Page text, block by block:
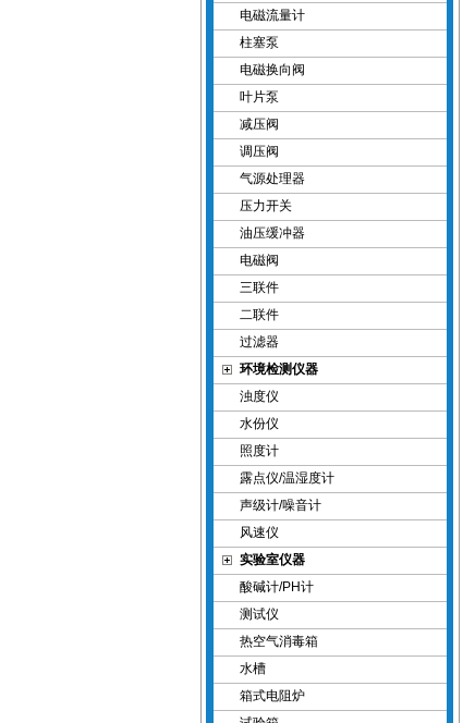
电磁流量计
柱塞泵
电磁换向阀
叶片泵
减压阀
调压阀
气源处理器
压力开关
油压缓冲器
电磁阀
三联件
二联件
过滤器
环境检测仪器
浊度仪
水份仪
照度计
露点仪/温湿度计
声级计/噪音计
风速仪
实验室仪器
酸碱计/PH计
测试仪
热空气消毒箱
水槽
箱式电阻炉